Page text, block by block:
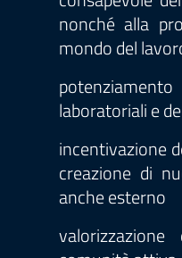
nonché alla
mondo del
laboratoriali e
incentivazione
creazione di
anche esterno